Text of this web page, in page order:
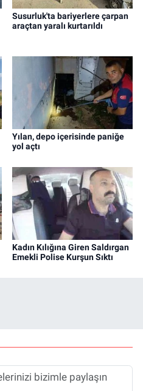
Susurluk'ta bariyerlere çarpan
araçtan yaralı kurtarıldı
Yılan, depo içerisinde paniğe
yol açtı
Kadın Kılığına Giren Saldırgan
Emekli Polise Kurşun Sıktı